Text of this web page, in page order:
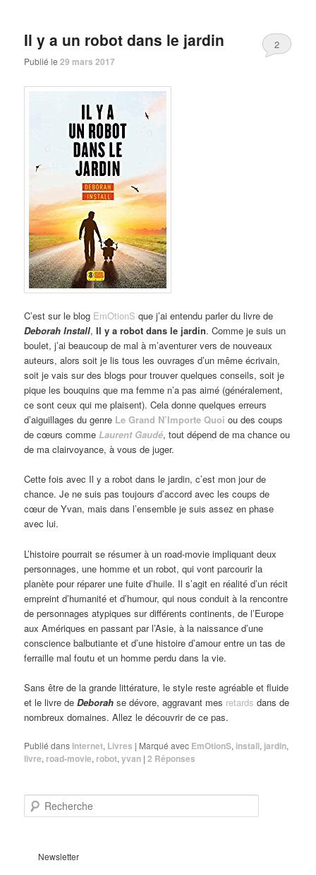
Il y a un robot dans le jardin
Publié le29 mars 2017
2
C’est sur le blog EmOtionS que j’ai entendu parler du livre de
Deborah Install,Il y a robot dans le jardin. Comme je suis un
boulet, j’ai beaucoup de mal à m’aventurer vers de nouveaux
auteurs, alors soit je lis tous les ouvrages d’un même écrivain,
soit je vais sur des blogs pour trouver quelques conseils, soit je
pique les bouquins que ma femme n’a pas aimé (généralement,
ce sont ceux qui me plaisent). Cela donne quelques erreurs
d’aiguillages du genre Le Grand N’Importe Quoi ou des coups
de cœurs commeLaurent Gaudé, tout dépend de ma chance ou
de ma clairvoyance, à vous de juger.
Cette fois avec Il y a robot dans le jardin, c’est mon jour de
chance. Je ne suis pas toujours d’accord avec les coups de
cœur de Yvan, mais dans l’ensemble je suis assez en phase
avec lui.
L’histoire pourrait se résumer à un road-movie impliquant deux
personnages, une homme et un robot, qui vont parcourir la
planète pour réparer une fuite d’huile. Il s’agit en réalité d’un récit
empreint d’humanité et d’humour, qui nous conduit à la rencontre
de personnages atypiques sur différents continents, de l’Europe
aux Amériques en passant par l’Asie, à la naissance d’une
conscience balbutiante et d’une histoire d’amour entre un tas de
ferraille mal foutu et un homme perdu dans la vie.
Sans être de la grande littérature, le style reste agréable et fluide
et le livre deDeborah se dévore, aggravant mes retards dans de
nombreux domaines. Allez le découvrir de ce pas.
Publié dans Internet, Livres | Marqué avec EmOtionS, install, jardin,
livre, road-movie, robot,yvan |2 Réponses
e
Newsletter